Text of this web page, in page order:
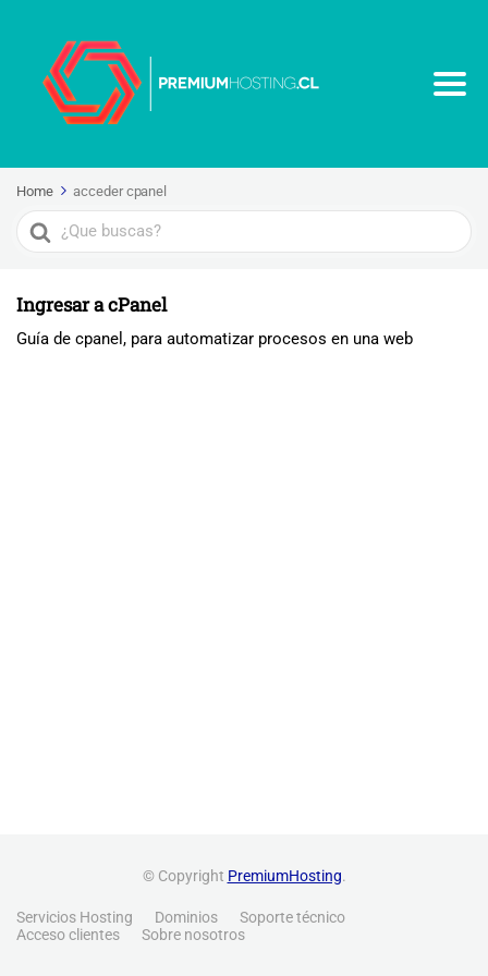
Home acceder cpanel
Search
For
Ingresar a cPanel
Guía de cpanel, para automatizar procesos en una web
© Copyright PremiumHosting.
Servicios Hosting Dominios
Soporte técnico
Acceso clientes
Sobre nosotros